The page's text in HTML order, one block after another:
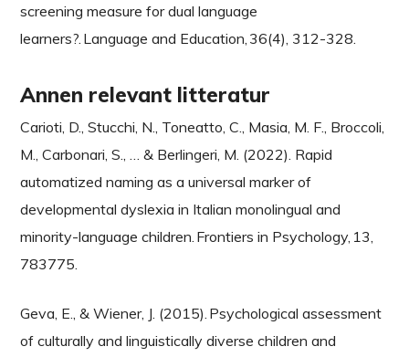
screening measure for dual language
learners?. Language and Education, 36(4), 312-328.
Annen relevant litteratur
Carioti, D., Stucchi, N., Toneatto, C., Masia, M. F., Broccoli,
M., Carbonari, S., … & Berlingeri, M. (2022). Rapid
automatized naming as a universal marker of
developmental dyslexia in Italian monolingual and
minority-language children. Frontiers in Psychology, 13,
783775.
Geva, E., & Wiener, J. (2015). Psychological assessment
of culturally and linguistically diverse children and